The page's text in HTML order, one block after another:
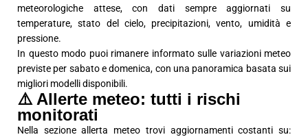
meteorologiche attese, con dati sempre aggiornati su
temperature, stato del cielo, precipitazioni, vento, umidità e
pressione.
In questo modo puoi rimanere informato sulle variazioni meteo
previste per sabato e domenica, con una panoramica basata sui
migliori modelli disponibili.
⚠️ Allerte meteo: tutti i rischi
monitorati
Nella sezione allerta meteo trovi aggiornamenti costanti su: